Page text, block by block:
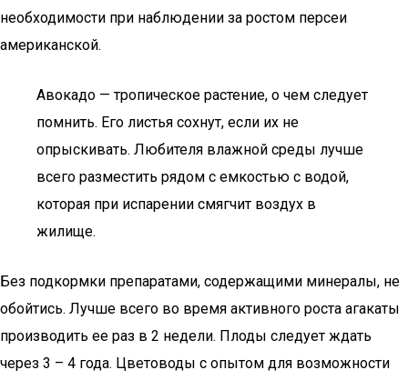
необходимости при наблюдении за ростом персеи
американской.
Авокадо — тропическое растение, о чем следует
помнить. Его листья сохнут, если их не
опрыскивать. Любителя влажной среды лучше
всего разместить рядом с емкостью с водой,
которая при испарении смягчит воздух в
жилище.
Без подкормки препаратами, содержащими минералы, не
обойтись. Лучше всего во время активного роста агакаты
производить ее раз в 2 недели. Плоды следует ждать
через 3 – 4 года. Цветоводы с опытом для возможности